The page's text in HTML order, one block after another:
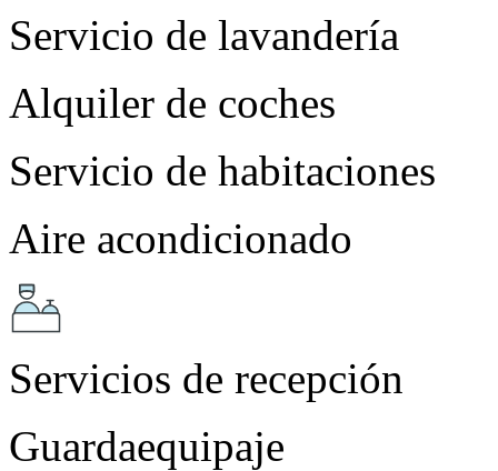
Servicio de lavandería
Alquiler de coches
Servicio de habitaciones
Aire acondicionado
Servicios de recepción
Guardaequipaje